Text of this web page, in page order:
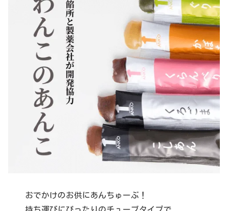
おでかけのお供にあんちゅーぶ！
持ち運びにぴったりのチューブタイプで